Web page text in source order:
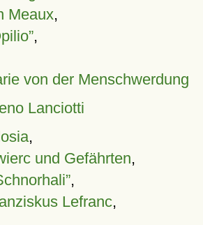
Meaux,
,
von der Menschwerdung
Lanciotti
,
und Gefährten,
,
Lefranc,